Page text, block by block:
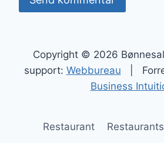
Copyright © 2026
support: Webbureau |
Business
Restaurant